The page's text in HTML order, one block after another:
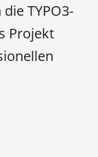
TYPO3-
Projekt